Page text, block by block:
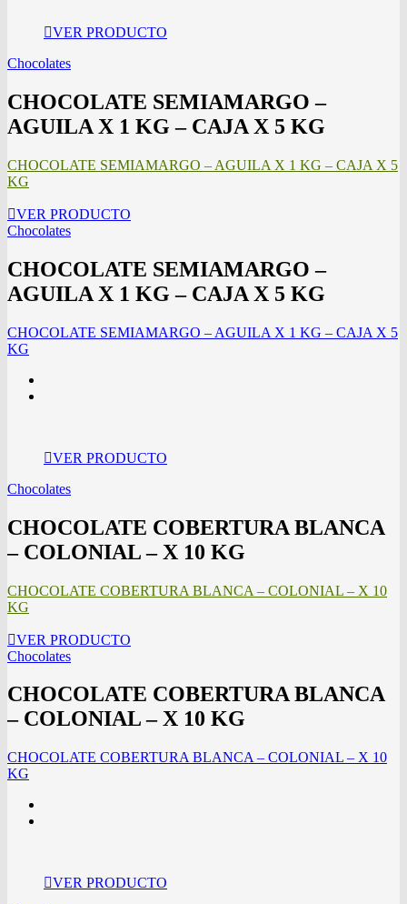
VER PRODUCTO
Chocolates
CHOCOLATE SEMIAMARGO –
AGUILA X 1 KG – CAJA X 5 KG
CHOCOLATE SEMIAMARGO – AGUILA X 1 KG – CAJA X 5
KG
VER PRODUCTO
Chocolates
CHOCOLATE SEMIAMARGO –
AGUILA X 1 KG – CAJA X 5 KG
CHOCOLATE SEMIAMARGO – AGUILA X 1 KG – CAJA X 5
KG
VER PRODUCTO
Chocolates
CHOCOLATE COBERTURA BLANCA
– COLONIAL – X 10 KG
CHOCOLATE COBERTURA BLANCA – COLONIAL – X 10
KG
VER PRODUCTO
Chocolates
CHOCOLATE COBERTURA BLANCA
– COLONIAL – X 10 KG
CHOCOLATE COBERTURA BLANCA – COLONIAL – X 10
KG
VER PRODUCTO